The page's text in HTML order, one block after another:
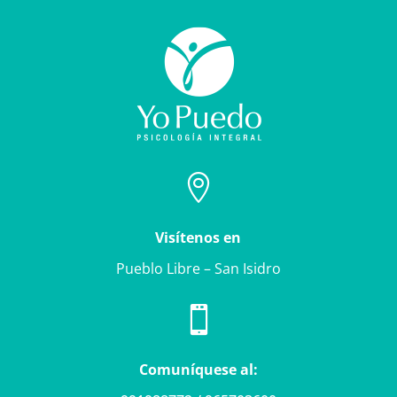

Visítenos en
Pueblo Libre – San Isidro

Comuníquese al: